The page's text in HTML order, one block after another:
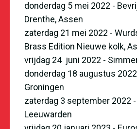
donderdag 5 mei 2022 -
Drenthe, Assen
zaterdag 21 mei 2022 -
Brass Edition Nieuwe kolk,
vrijdag 24 juni 2022 -
donderdag 18 augustus
Groningen
zaterdag 3 september 2022 -
Leeuwarden